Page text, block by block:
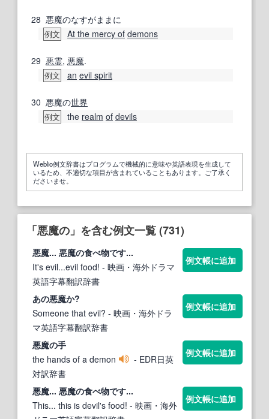
28 悪魔のなすがままに
例文 At the mercy of demons
29 悪霊, 悪魔.
例文 an evil spirit
30 悪魔の世界
例文 the realm of devils
Weblio例文辞書はプログラムで機械的に意味や英語表現を生成して
いるため、不適切な項目が含まれていることもあります。ご了承く
ださいませ。
「悪魔の」を含む例文一覧 (731)
悪魔... 悪魔の食べ物です...
It's evil...evil food! - 映画・海外ドラマ
英語字幕翻訳辞書
例文帳に追加
あの悪魔か?
Someone that evil? - 映画・海外ドラ
マ英語字幕翻訳辞書
例文帳に追加
悪魔の手
the hands of a demon
- EDR日英
対訳辞書
例文帳に追加
悪魔... 悪魔の食べ物です...
This... this is devil's food! - 映画・海外
例文帳に追加